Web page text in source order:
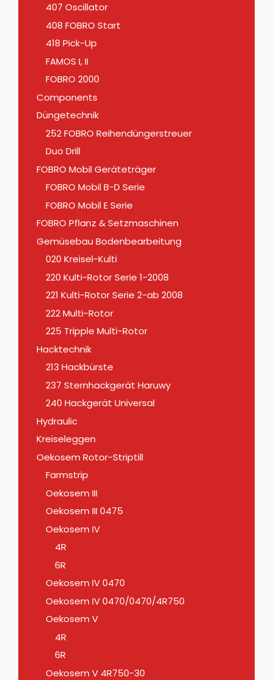
407 Oscillator
408 FOBRO Start
418 Pick-Up
FAMOS I, II
FOBRO 2000
Components
Düngetechnik
252 FOBRO Reihendüngerstreuer
Duo Drill
FOBRO Mobil Geräteträger
FOBRO Mobil B-D Serie
FOBRO Mobil E Serie
FOBRO Pflanz & Setzmaschinen
Gemüsebau Bodenbearbeitung
020 Kreisel-Kulti
220 Kulti-Rotor Serie 1-2008
221 Kulti-Rotor Serie 2-ab 2008
222 Multi-Rotor
225 Tripple Multi-Rotor
Hacktechnik
213 Hackbürste
237 Sternhackgerät Haruwy
240 Hackgerät Universal
Hydraulic
Kreiseleggen
Oekosem Rotor-Striptill
Farmstrip
Oekosem III
Oekosem III 0475
Oekosem IV
4R
6R
Oekosem IV 0470
Oekosem IV 0470/0470/4R750
Oekosem V
4R
6R
Oekosem V 4R750-30